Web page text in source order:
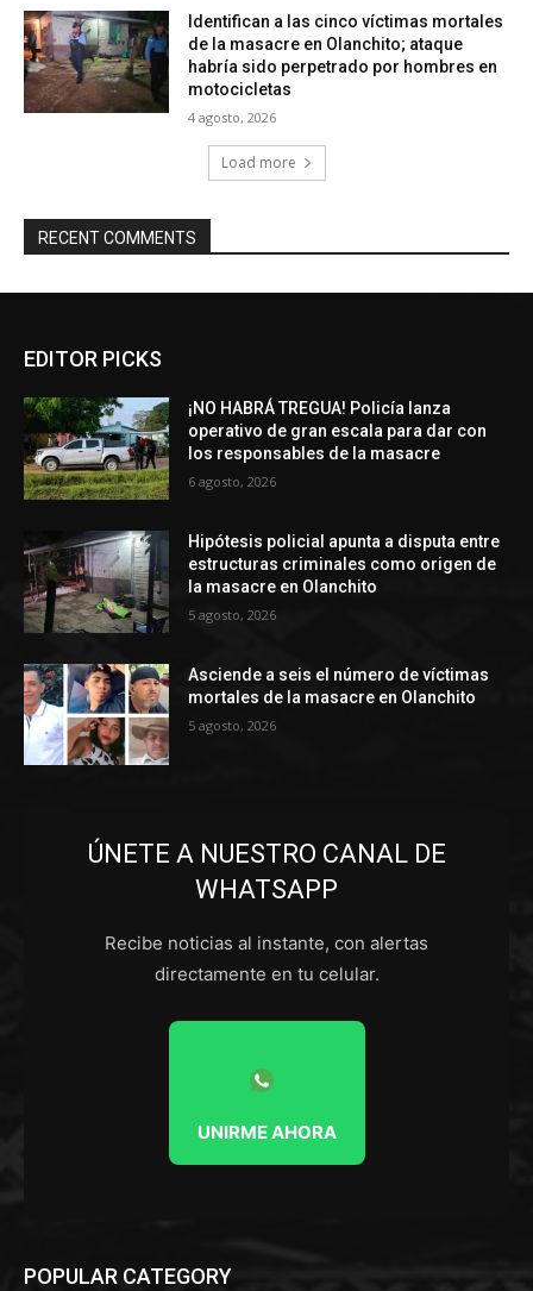
Identifican a las cinco víctimas mortales
de la masacre en Olanchito; ataque
habría sido perpetrado por hombres en
motocicletas
4 agosto, 2026
Load more
RECENT COMMENTS
EDITOR PICKS
¡NO HABRÁ TREGUA! Policía lanza
operativo de gran escala para dar con
los responsables de la masacre
6 agosto, 2026
Hipótesis policial apunta a disputa entre
estructuras criminales como origen de
la masacre en Olanchito
5 agosto, 2026
Asciende a seis el número de víctimas
mortales de la masacre en Olanchito
5 agosto, 2026
ÚNETE A NUESTRO CANAL DE
WHATSAPP
Recibe noticias al instante, con alertas
directamente en tu celular.
UNIRME AHORA
POPULAR CATEGORY